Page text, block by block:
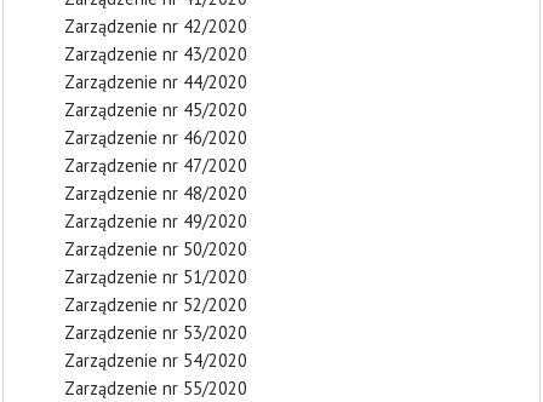
Zarządzenie nr 42/2020
Zarządzenie nr 43/2020
Zarządzenie nr 44/2020
Zarządzenie nr 45/2020
Zarządzenie nr 46/2020
Zarządzenie nr 47/2020
Zarządzenie nr 48/2020
Zarządzenie nr 49/2020
Zarządzenie nr 50/2020
Zarządzenie nr 51/2020
Zarządzenie nr 52/2020
Zarządzenie nr 53/2020
Zarządzenie nr 54/2020
Zarządzenie nr 55/2020